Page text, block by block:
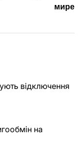
мире
відключення
на